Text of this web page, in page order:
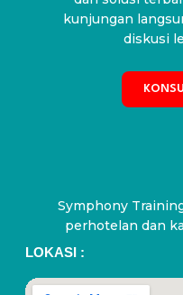
kunjungan
diskusi
Symphony
perhotelan dan
LOKASI :